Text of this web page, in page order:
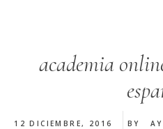
academia
12 DICIEMBRE, 2016 BY